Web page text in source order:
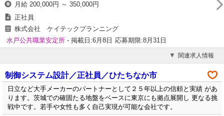
月給 200,000円 ～ 350,000円
正社員
株式会社 ケイテックプランニング
水戸公共職業安定所 - 掲載日:6月8日 応募期限:8月31日
関連求人情報
制御システム設計／正社員／ひたちなか市
日立など大手メーカーのパートナーとして２５年以上の信頼と実績 があ
ります。茨城での確固たる地盤をベースに東京にも拠点展開し 更なる挑
戦中です。若手や女性も多く自己実現が可能な会社です。